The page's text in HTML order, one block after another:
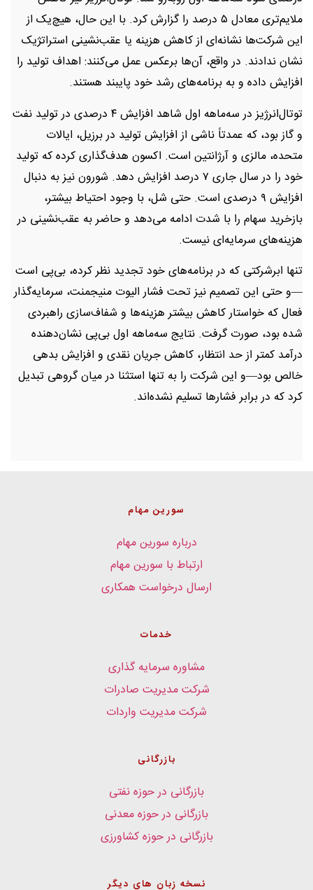
ملایم‌تری معادل ۵ درصد را گزارش کرد. با این حال، هیچ‌یک از
این شرکت‌ها نشانه‌ای از کاهش هزینه یا عقب‌نشینی استراتژیک
نشان ندادند. در واقع، آن‌ها برعکس عمل می‌کنند: اهداف تولید را
افزایش داده و به برنامه‌های رشد خود پایبند هستند.
توتال‌انرژیز در سه‌ماهه اول شاهد افزایش ۴ درصدی در تولید نفت
و گاز بود، که عمدتاً ناشی از افزایش تولید در برزیل، ایالات
متحده، مالزی و آرژانتین است. اکسون هدف‌گذاری کرده که تولید
خود را در سال جاری ۷ درصد افزایش دهد. شورون نیز به دنبال
افزایش ۹ درصدی است. حتی شل، با وجود احتیاط بیشتر،
بازخرید سهام را با شدت ادامه می‌دهد و حاضر به عقب‌نشینی در
هزینه‌های سرمایه‌ای نیست.
تنها ابرشرکتی که در برنامه‌های خود تجدید نظر کرده، بی‌پی است
—و حتی این تصمیم نیز تحت فشار الیوت منیجمنت، سرمایه‌گذار
فعال که خواستار کاهش بیشتر هزینه‌ها و شفاف‌سازی راهبردی
شده بود، صورت گرفت. نتایج سه‌ماهه اول بی‌پی نشان‌دهنده
درآمد کمتر از حد انتظار، کاهش جریان نقدی و افزایش بدهی
خالص بود—و این شرکت را به تنها استثنا در میان گروهی تبدیل
کرد که در برابر فشارها تسلیم نشده‌اند.
سورین مهام
درباره سورین مهام
ارتباط با سورین مهام
ارسال درخواست همکاری
خدمات
مشاوره سرمایه گذاری
شرکت مدیریت صادرات
شرکت مدیریت واردات
بازرگانی
بازرگانی در حوزه نفتی
بازرگانی در حوزه معدنی
بازرگانی در حوزه کشاورزی
نسخه زبان های دیگر